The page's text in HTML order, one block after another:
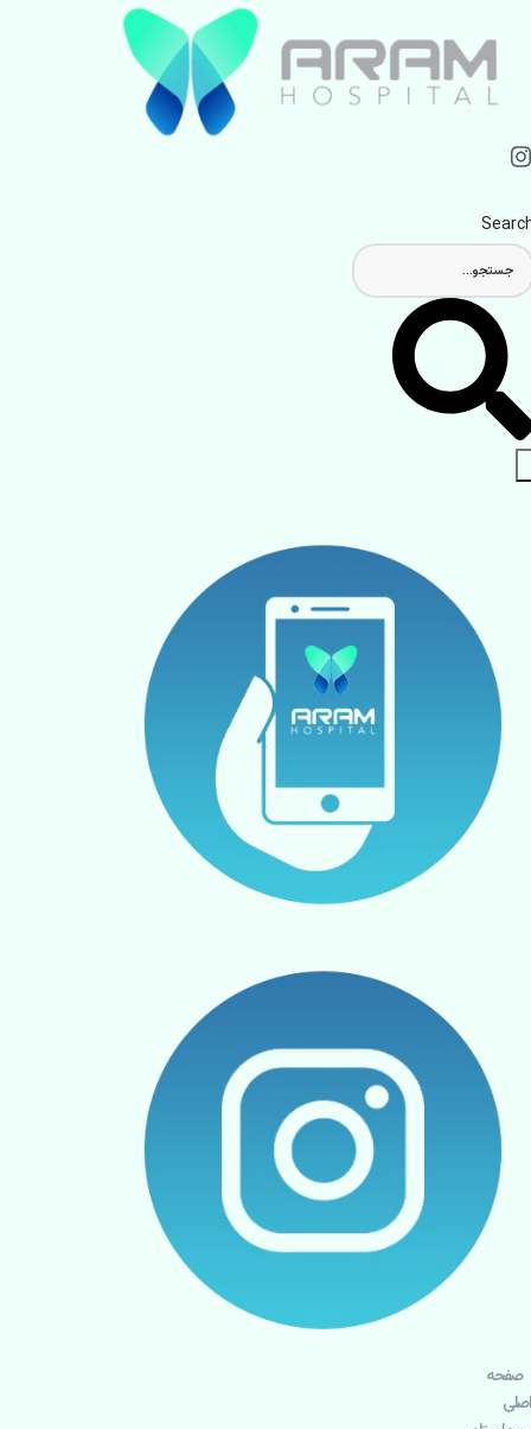
صفحه
اصلی